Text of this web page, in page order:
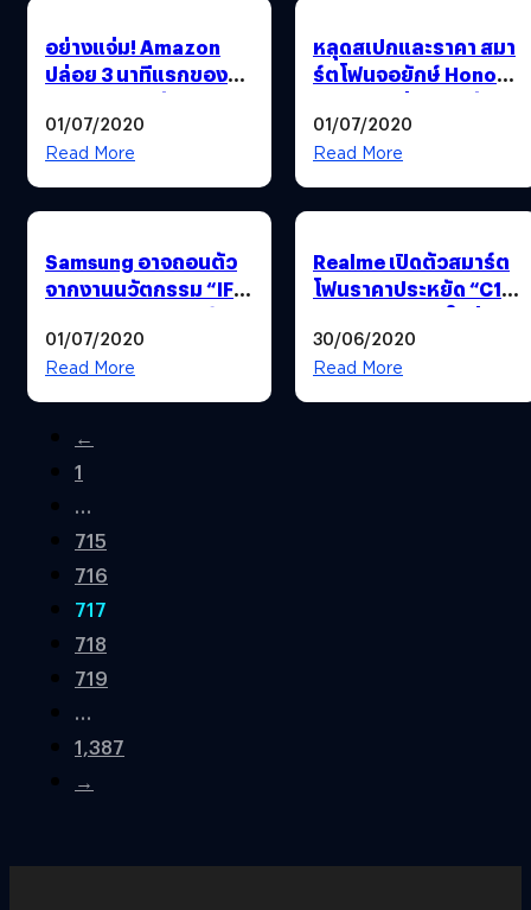
อย่างแจ่ม! Amazon
ปล่อย 3 นาทีแรกของ
“The Boys ซีซัน 2” :
พร้อมฉาย 4 ก.ย. นี้
01/07/2020
Read More
หลุดสเปกและราคา สมา
ร์ตโฟนจอยักษ์ Honor
X10 Max ก่อนเปิดตัว
จริง 2 ก.ค. นี้
01/07/2020
Read More
Samsung อาจถอนตัว
จากงานนวัตกรรม “IFA
2020” ณ กรุงเบอร์ลิน
01/07/2020
Read More
Realme เปิดตัวสมาร์ต
โฟนราคาประหยัด “C11”
: ชิป Helio G35 ใหม่
ล่าสุด, แบต 5,000 mAh
30/06/2020
Read More
←
1
…
715
716
717
718
719
…
1,387
→